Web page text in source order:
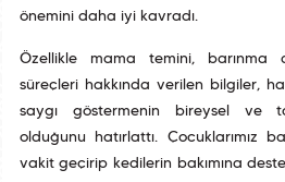
önemini daha iyi kavradı.
Özellikle mama temini, barınma
süreçleri hakkında verilen bilgiler,
saygı göstermenin bireysel ve
olduğunu hatırlattı. Çocuklarımız
vakit geçirip kedilerin bakımına